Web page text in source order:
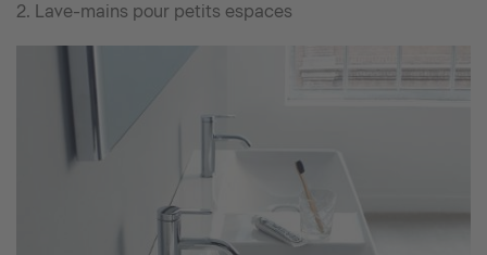
2. Lave-mains pour petits espaces